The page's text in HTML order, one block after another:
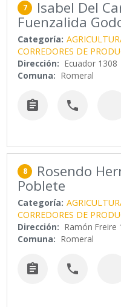
7 Isabel Del
Fuenzalida
Categoría:
CORREDORES DE
Dirección: Ecuador 1308
Comuna: Romeral
 
8 Rosendo
Poblete
Categoría:
CORREDORES DE
Dirección: Ramón Freire
Comuna: Romeral
 